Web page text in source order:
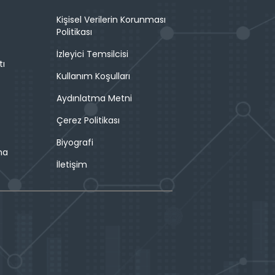
Kişisel Verilerin Korunması
Politikası
İzleyici Temsilcisi
Kullanım Koşulları
Aydınlatma Metni
Çerez Politikası
Biyografi
İletişim